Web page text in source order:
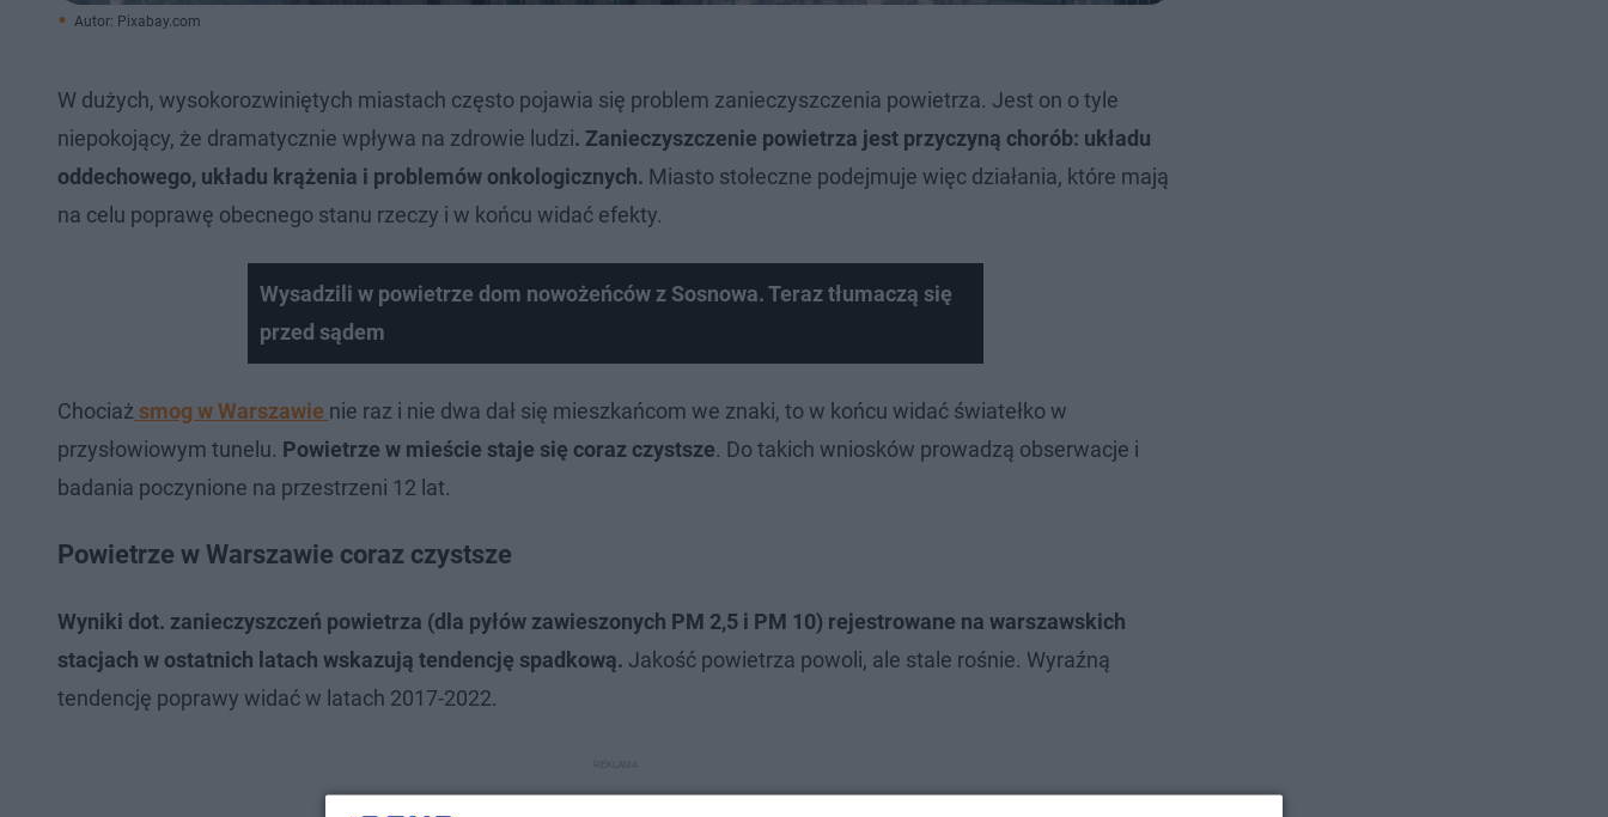
Autor: Pixabay.com
W dużych, wysokorozwiniętych miastach często pojawia się problem zanieczyszczenia powietrza. Jest on o tyle
niepokojący, że dramatycznie wpływa na zdrowie ludzi. Zanieczyszczenie powietrza jest przyczyną chorób: układu
oddechowego, układu krążenia i problemów onkologicznych. Miasto stołeczne podejmuje więc działania, które mają
na celu poprawę obecnego stanu rzeczy i w końcu widać efekty.
Wysadzili w powietrze dom nowożeńców z Sosnowa. Teraz tłumaczą się
przed sądem
Chociaż smog w Warszawie nie raz i nie dwa dał się mieszkańcom we znaki, to w końcu widać światełko w
przysłowiowym tunelu. Powietrze w mieście staje się coraz czystsze. Do takich wniosków prowadzą obserwacje i
badania poczynione na przestrzeni 12 lat.
Powietrze w Warszawie coraz czystsze
Wyniki dot. zanieczyszczeń powietrza (dla pyłów zawieszonych PM 2,5 i PM 10) rejestrowane na warszawskich
stacjach w ostatnich latach wskazują tendencję spadkową. Jakość powietrza powoli, ale stale rośnie. Wyraźną
tendencję poprawy widać w latach 2017-2022.